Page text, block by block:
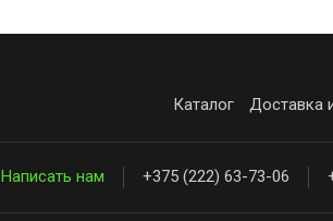
Каталог Доставка
Написать нам +375 (222) 63-73-06